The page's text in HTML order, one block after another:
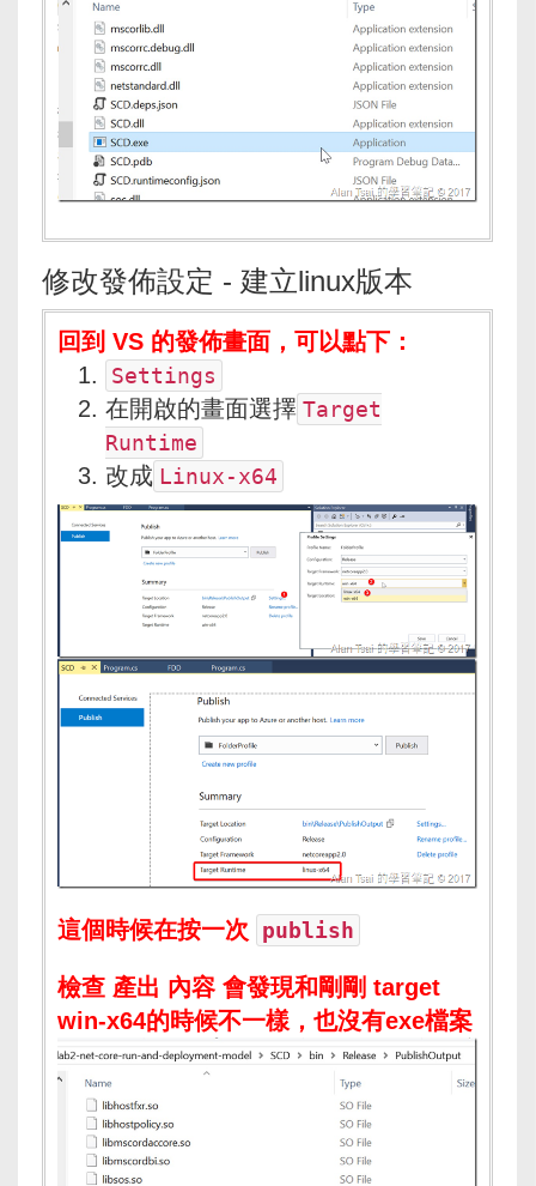
修改發佈設定 - 建立linux版本
回到 VS 的發佈畫面，可以點下：
Settings
在開啟的畫面選擇 Target
Runtime
改成 Linux-x64
這個時候在按一次 publish
檢查 產出 內容 會發現和剛剛 target
win-x64的時候不一樣，也沒有exe檔案